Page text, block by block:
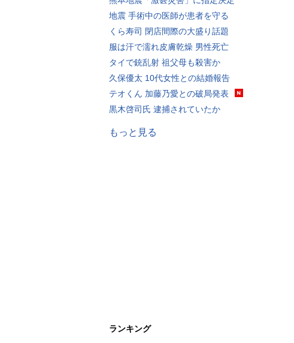
地震 手術中の医師が患者を守る
くら寿司 閉店間際の大盛り話題
服は汗で濡れ皮膚乾燥 男性死亡
タイで銃乱射 祖父母も殺害か
久保優太 10代女性との結婚報告
テオくん 加藤乃愛との破局発表
黒木啓司氏 逮捕されていたか
もっと見る
ランキング